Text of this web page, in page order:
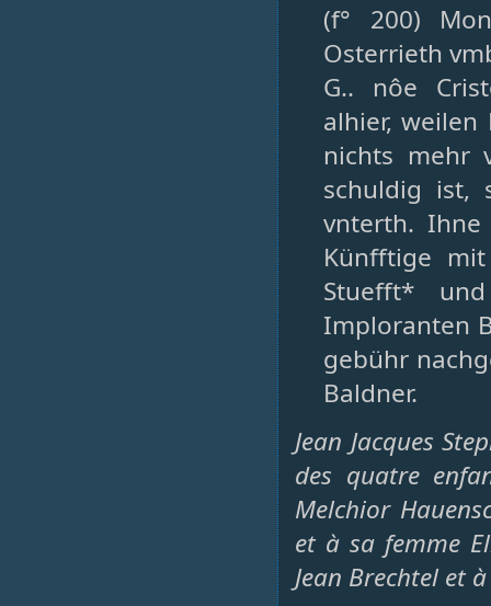
(f° 200)
Osterrieth
G.. nôe
alhier, weilen
nichts mehr
schuldig
vnterth.
Künfftige
Stuefft*
Imploranten
gebühr
Baldner.
Jean Jacques
des quatre
Melchior
et à sa femme
Jean Brechtel et